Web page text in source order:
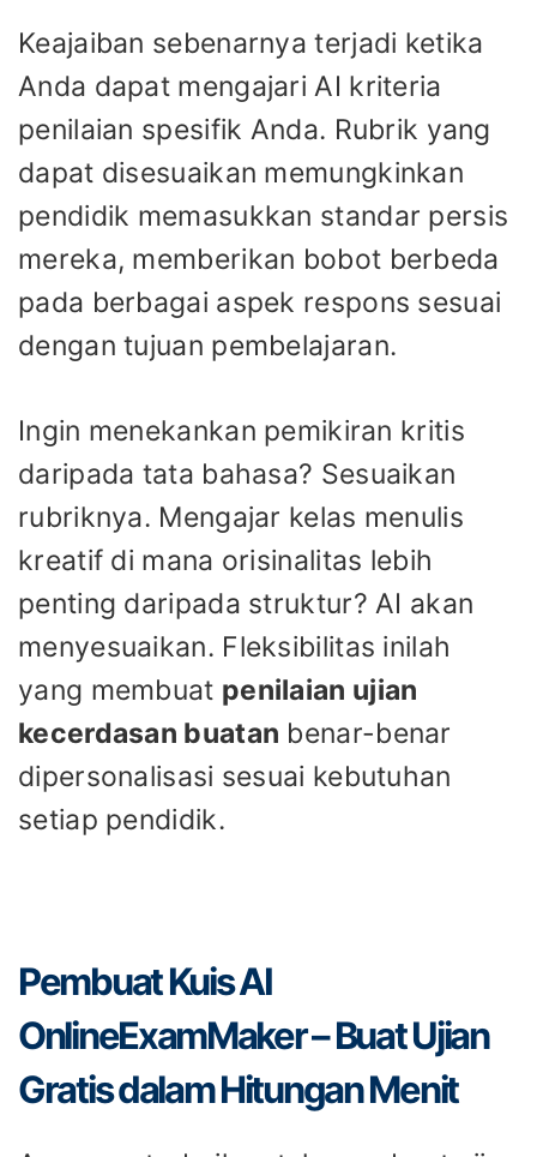
Keajaiban sebenarnya terjadi ketika
Anda dapat mengajari AI kriteria
penilaian spesifik Anda. Rubrik yang
dapat disesuaikan memungkinkan
pendidik memasukkan standar persis
mereka, memberikan bobot berbeda
pada berbagai aspek respons sesuai
dengan tujuan pembelajaran.
Ingin menekankan pemikiran kritis
daripada tata bahasa? Sesuaikan
rubriknya. Mengajar kelas menulis
kreatif di mana orisinalitas lebih
penting daripada struktur? AI akan
menyesuaikan. Fleksibilitas inilah
yang membuat penilaian ujian
kecerdasan buatan benar-benar
dipersonalisasi sesuai kebutuhan
setiap pendidik.
Pembuat Kuis AI
OnlineExamMaker – Buat Ujian
Gratis dalam Hitungan Menit